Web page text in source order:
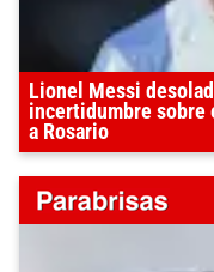
Lionel Messi
incertidumbre sobre
a Rosario